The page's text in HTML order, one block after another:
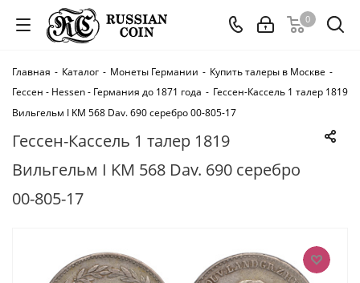
0
Главная - Каталог - Монеты Германии - Купить талеры в Москве -
Гессен - Hessen - Германия до 1871 года - Гессен-Кассель 1 талер 1819
Вильгельм I KM 568 Dav. 690 серебро 00-805-17
Гессен-Кассель 1 талер 1819
Вильгельм I KM 568 Dav. 690 серебро
00-805-17